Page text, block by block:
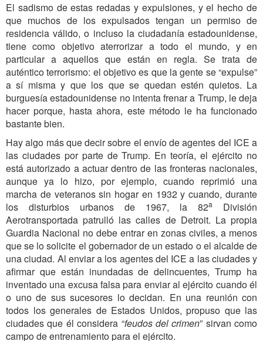
El sadismo de estas redadas y expulsiones, y el hecho de
que muchos de los expulsados tengan un permiso de
residencia válido, o incluso la ciudadanía estadounidense,
tiene como objetivo aterrorizar a todo el mundo, y en
particular a aquellos que están en regla. Se trata de
auténtico terrorismo: el objetivo es que la gente se “expulse”
a sí misma y que los que se quedan estén quietos. La
burguesía estadounidense no intenta frenar a Trump, le deja
hacer porque, hasta ahora, este método le ha funcionado
bastante bien.
Hay algo más que decir sobre el envío de agentes del ICE a
las ciudades por parte de Trump. En teoría, el ejército no
está autorizado a actuar dentro de las fronteras nacionales,
aunque ya lo hizo, por ejemplo, cuando reprimió una
marcha de veteranos sin hogar en 1932 y cuando, durante
los disturbios urbanos de 1967, la 82a
División
Aerotransportada patrulló las calles de Detroit. La propia
Guardia Nacional no debe entrar en zonas civiles, a menos
que se lo solicite el gobernador de un estado o el alcalde de
una ciudad. Al enviar a los agentes del ICE a las ciudades y
afirmar que están inundadas de delincuentes, Trump ha
inventado una excusa falsa para enviar al ejército cuando él
o uno de sus sucesores lo decidan. En una reunión con
todos los generales de Estados Unidos, propuso que las
ciudades que él considera “feudos del crimen” sirvan como
campo de entrenamiento para el ejército.